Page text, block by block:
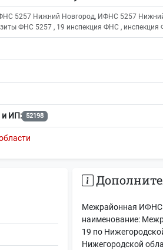
5257 Нижний Новгород, ИФНС 5257
ФНС 5257 , 19 инспекция ФНС , инспекция
и ИП: 52198
Межрайонная ИФНС
наименование:
19 по
Нижегородской